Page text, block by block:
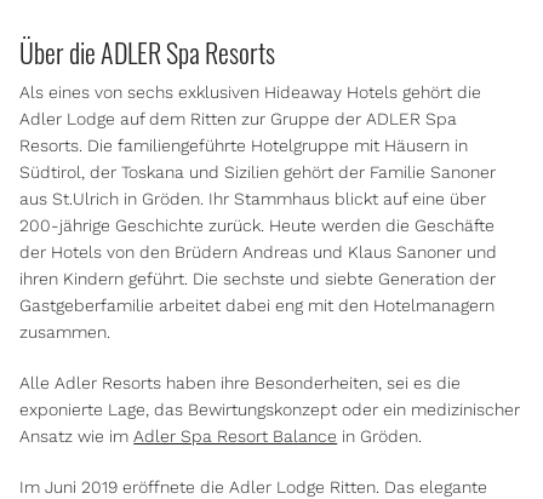
Über die ADLER Spa Resorts
Als eines von sechs exklusiven Hideaway Hotels gehört die
Adler Lodge auf dem Ritten zur Gruppe der ADLER Spa
Resorts. Die familiengeführte Hotelgruppe mit Häusern in
Südtirol, der Toskana und Sizilien gehört der Familie Sanoner
aus St.Ulrich in Gröden. Ihr Stammhaus blickt auf eine über
200-jährige Geschichte zurück. Heute werden die Geschäfte
der Hotels von den Brüdern Andreas und Klaus Sanoner und
ihren Kindern geführt. Die sechste und siebte Generation der
Gastgeberfamilie arbeitet dabei eng mit den Hotelmanagern
zusammen.
Alle Adler Resorts haben ihre Besonderheiten, sei es die
exponierte Lage, das Bewirtungskonzept oder ein medizinischer
Ansatz wie imAdler Spa Resort Balance in Gröden.
Im Juni 2019 eröffnete die Adler Lodge Ritten. Das elegante